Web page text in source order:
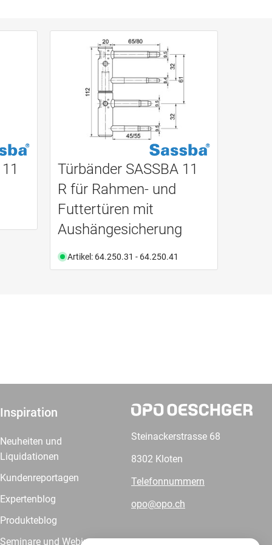
Türbänder SASSBA 11
R für Rahmen- und
Futtertüren mit
Aushängesicherung
Artikel: 64.250.31 - 64.250.41
Inspiration
Neuheiten und
Liquidationen
Kundenreportagen
Expertenblog
Produkteblog
Seminare und Webinare
Steinackerstrasse 68
8302 Kloten
Telefonnummern
opo@opo.ch